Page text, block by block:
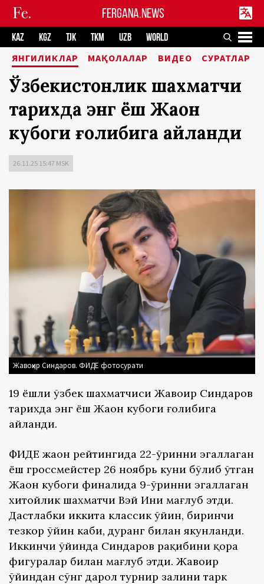
FERGANA.NEWS
KAZ KGZ TJK TKM UZB WORLD
ЯНГИЛИКЛАР МАҚОЛАЛАР ВИДЕО СУРАТЛАР
Ўзбекистонлик шахматчи
тарихда энг ёш Жаҳон
кубоги ғолибига айланди
26.11.25 15:47 MSK
Жавоҳир Синдаров. ФИДЕ фотосурати
19 ёшли ўзбек шахматчиси Жавоҳир Синдаров
тарихда энг ёш Жаҳон кубоги ғолибига
айланди.
ФИДE жаҳон рейтингида 22-ўринни эгаллаган
ёш гроссмейстер 26 ноябрь куни бўлиб ўтган
Жаҳон кубоги финалида 9-ўринни эгаллаган
хитойлик шахматчи Вэй Ини мағлуб этди.
Дастлабки иккита классик ўйин, биринчи
тезкор ўйин каби, дуранг билан якунланди.
Иккинчи ўйинда Синдаров рақибини қора
фигуралар билан мағлуб этди. Жавоҳир
ўйиндан сўнг дарҳол турнир залини тарк